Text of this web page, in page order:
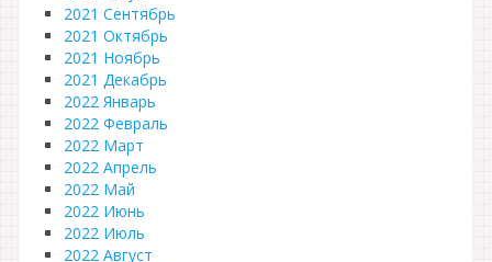
2021 Сентябрь
2021 Октябрь
2021 Ноябрь
2021 Декабрь
2022 Январь
2022 Февраль
2022 Март
2022 Апрель
2022 Май
2022 Июнь
2022 Июль
2022 Август